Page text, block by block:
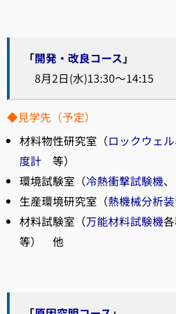
「開発・改良コース」
8月2日(水)13:30～14:15
◆見学先（予定）
材料物性研究室（ロックウェル
度計 等）
環境試験室（冷熱衝撃試験機、
生産環境研究室（熱機械分析
材料試験室（万能材料試験機各
等） 他